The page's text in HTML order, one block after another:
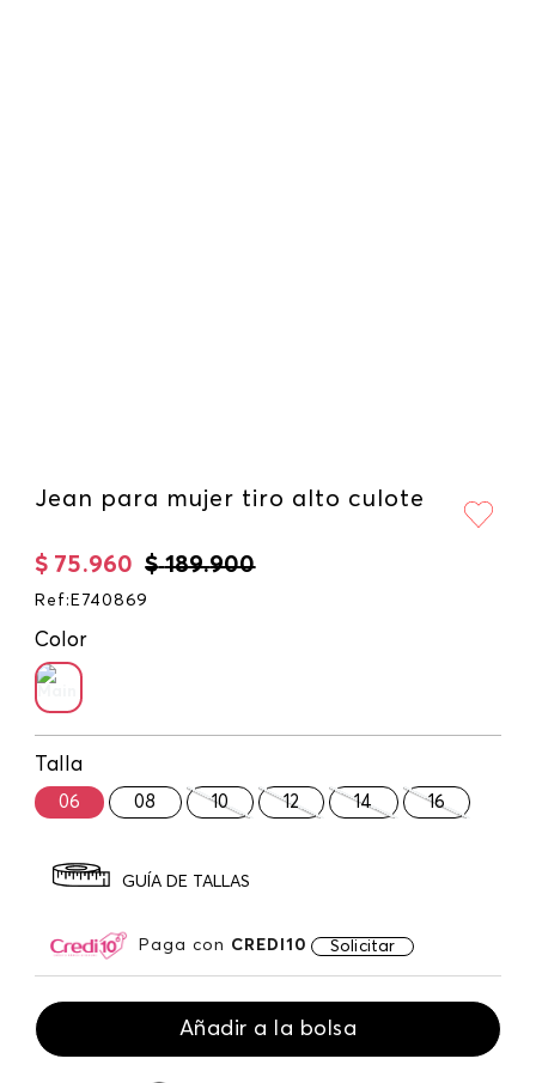
Jean para mujer tiro alto culote
$ 189.900
$ 75.960
Ref : E740869
Color
Talla
06 08 10 12 14 16
GUÍA DE TALLAS
Paga con CREDI10 Solicitar
Añadir a la bolsa